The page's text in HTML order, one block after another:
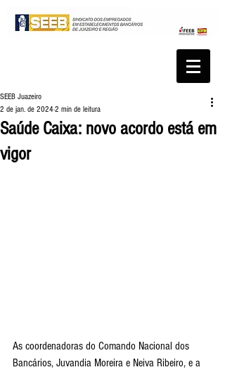
Saúde Caixa: novo acordo está em
vigor
SEEB Juazeiro
2 de jan. de 2024 2 min de leitura
As coordenadoras do Comando Nacional dos
Bancários, Juvandia Moreira e Neiva Ribeiro, e a